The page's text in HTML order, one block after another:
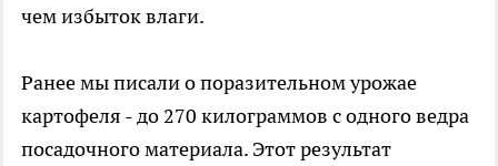
чем избыток влаги.
Ранее мы писали о поразительном урожае
картофеля - до 270 килограммов с одного ведра
посадочного материала. Этот результат